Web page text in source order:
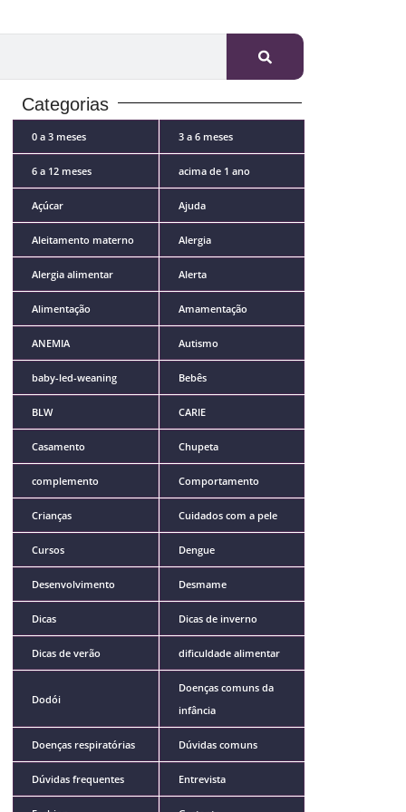
Categorias
0 a 3 meses 3 a 6 meses
6 a 12 meses acima de 1 ano
Açúcar Ajuda
Aleitamento materno Alergia
Alergia alimentar Alerta
Alimentação Amamentação
ANEMIA Autismo
baby-led-weaning Bebês
BLW CARIE
Casamento Chupeta
complemento Comportamento
Crianças Cuidados com a pele
Cursos Dengue
Desenvolvimento Desmame
Dicas Dicas de inverno
Dicas de verão dificuldade alimentar
Dodói
Doenças comuns da
infância
Doenças respiratórias Dúvidas comuns
Dúvidas frequentes Entrevista